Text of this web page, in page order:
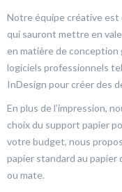
Notre équipe créative est
qui sauront mettre en
en matière de conception
logiciels professionnels
InDesign pour créer des
En plus de l’impression,
choix du support papier
votre budget, nous
papier standard au
ou mate.